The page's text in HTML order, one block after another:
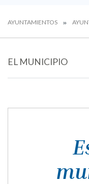
AYUNTAMIENTOS
EL MUNICIPIO